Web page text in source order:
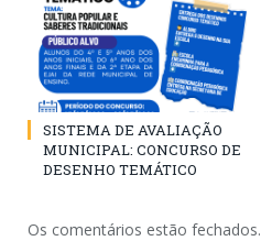
SISTEMA DE AVALIAÇÃO
MUNICIPAL: CONCURSO DE
DESENHO TEMÁTICO
Os comentários estão fechados.